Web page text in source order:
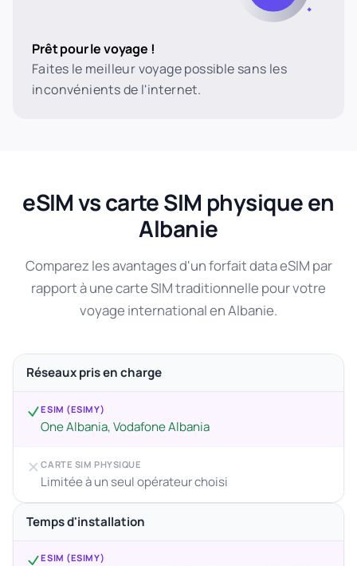
Prêt pour le voyage !
Faites le meilleur voyage possible sans les
inconvénients de l'internet.
eSIM vs carte SIM physique en
Albanie
Comparez les avantages d'un forfait data eSIM par
rapport à une carte SIM traditionnelle pour votre
voyage international en Albanie.
Réseaux pris en charge
ESIM (ESIMY)
One Albania, Vodafone Albania
CARTE SIM PHYSIQUE
Limitée à un seul opérateur choisi
Temps d'installation
ESIM (ESIMY)